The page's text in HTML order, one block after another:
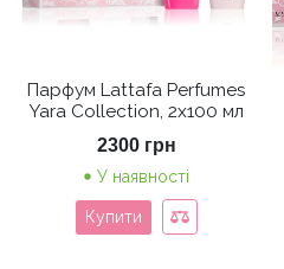
Парфум Lattafa Perfumes
Yara Collection, 2х100 мл
2300 грн
У наявності
Купити